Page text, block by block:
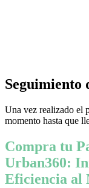
Seguimiento
Una vez realizado el
momento hasta que
Compra tu
Urban360:
Eficiencia al